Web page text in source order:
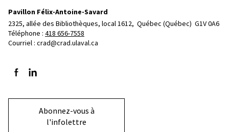
Pavillon Félix-Antoine-Savard
2325, allée des Bibliothèques, local 1612, Québec (Québec)  G1V 0A6
Téléphone : 418 656-7558
Courriel : crad@crad.ulaval.ca
Suivez-nous sur Facebook
Suivez-nous sur LinkedIn
Abonnez-vous à
l'infolettre